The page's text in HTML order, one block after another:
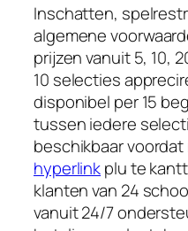
Inschatten,
algemene
prijzen vanuit 5, 10,
10 selecties
disponibel per 15
tussen iedere
beschikbaar
hyperlinkplu te
klanten van 24
vanuit 24/7